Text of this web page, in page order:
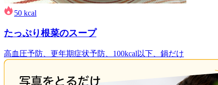
50 kcal
たっぷり根菜のスープ
高血圧予防、更年期症状予防、100kcal以下、鍋だけ